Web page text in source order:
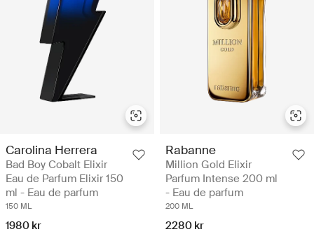
Carolina Herrera
Bad Boy Cobalt Elixir
Eau de Parfum Elixir 150
ml - Eau de parfum
150 ML
1980 kr
Rabanne
Million Gold Elixir
Parfum Intense 200 ml
- Eau de parfum
200 ML
2280 kr